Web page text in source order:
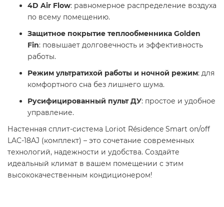
4D Air Flow: равномерное распределение воздуха
по всему помещению.​
Защитное покрытие теплообменника Golden
Fin: повышает долговечность и эффективность
работы.​
Режим ультратихой работы и ночной режим: для
комфортного сна без лишнего шума.​
Русифицированный пульт ДУ: простое и удобное
управление.​
Настенная сплит-система Loriot Résidence Smart on/off
LAC-18AJ (комплект) – это сочетание современных
технологий, надежности и удобства. Создайте
идеальный климат в вашем помещении с этим
высококачественным кондиционером! ​